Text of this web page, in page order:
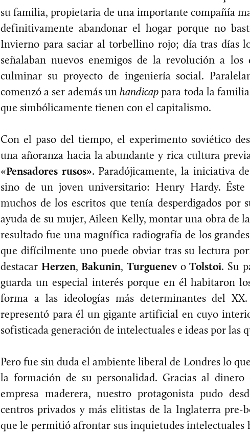
su familia, propietaria de una importante compañía
definitivamente abandonar el hogar porque no
Invierno para saciar al torbellino rojo; día tras días
señalaban nuevos enemigos de la revolución a
culminar su proyecto de ingeniería social.
comenzó a ser además unhandicappara toda la
que simbólicamente tienen con el capitalismo.
Con el paso del tiempo, el experimento soviético
una añoranza hacia la abundante y rica cultura
«Pensadores rusos». Paradójicamente, la iniciativa
sino de un joven universitario: Henry Hardy.
muchos de los escritos que tenía desperdigados por
ayuda de su mujer, Aileen Kelly, montar una obra de
resultado fue una magnífica radiografía de los
que difícilmente uno puede obviar tras su lectura
destacar Herzen,Bakunin,Turguenev oTolstoi. Su
guarda un especial interés porque en él habitaron
forma a las ideologías más determinantes del
representó para él un gigante artificial en cuyo
sofisticada generación de intelectuales e ideas por las
Pero fue sin duda el ambiente liberal de Londres lo
la formación de su personalidad. Gracias al
empresa maderera, nuestro protagonista pudo
centros privados y más elitistas de la Inglaterra pre-
que le permitió afrontar sus inquietudes intelectuales